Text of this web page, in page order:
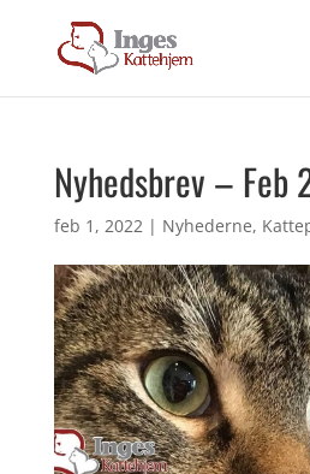
Nyhedsbrev – Feb
feb 1, 2022| Nyhederne,